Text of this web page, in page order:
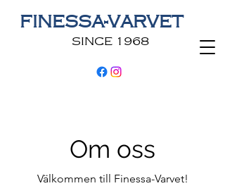
SINCE 1968
FINESSA-VARVET
Om oss
Välkommen till Finessa-Varvet!